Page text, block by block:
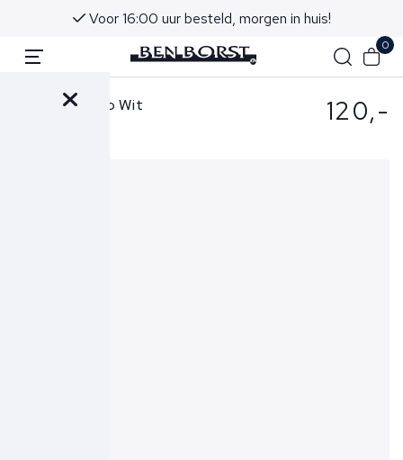
Voor 16:00 uur besteld, morgen in huis!
0
Peuterey Polo Wit 120,-